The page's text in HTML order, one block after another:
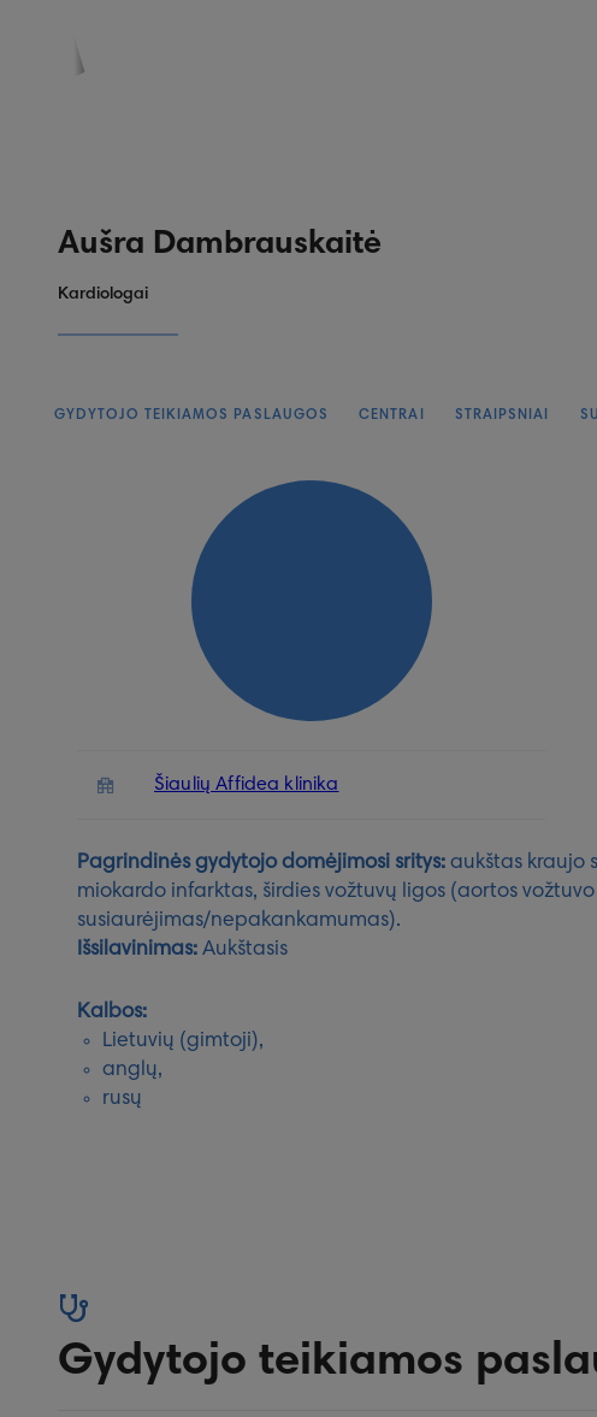
Aušra Dambrauskaitė
Kardiologai
GYDYTOJO TEIKIAMOS PASLAUGOS CENTRAI STRAIPSNIAI
Šiaulių Affidea klinika
Pagrindinės gydytojo domėjimosi sritys: aukštas kraujo
miokardo infarktas, širdies vožtuvų ligos (aortos
susiaurėjimas/nepakankamumas).
Išsilavinimas: Aukštasis
Kalbos:
Lietuvių (gimtoji),
anglų,
rusų
Gydytojo teikiamos